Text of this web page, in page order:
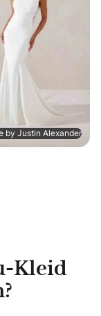
by Justin Alexander
Kleid